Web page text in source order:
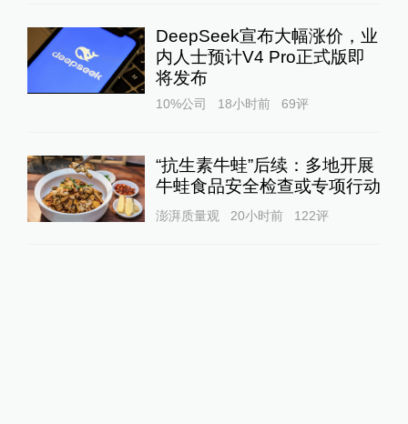
DeepSeek宣布大幅涨价，业
内人士预计V4 Pro正式版即
将发布
10%公司 18小时前 69评
“抗生素牛蛙”后续：多地开展
牛蛙食品安全检查或专项行动
澎湃质量观 20小时前 122评